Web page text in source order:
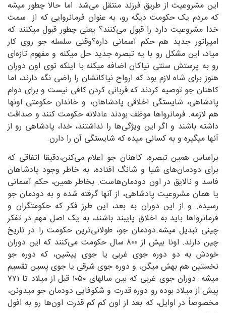
این مشروعیت از طریق فرزند منتقل می‌شد. اما حالا چطور میشه
که مردم یک حکومت دیگه رو، به عنوان فرمانروایی که از سمت
خدا مشروعیت دارد را قبول می‌کنند؟ یعنی چطور قبول میکنند که
امپراتور جدید هم حکم آسمانی داره؟وقتی سلسله جو روی کار
میاد، این مشکل رو با یه تبصره جدید حل میکنه و مفهوم تازه‌ای
رو به پرستش سنتی نیاکان اضافه میکنه.با اینکه توی اون دوران
هنوز برای شاه لازم بود که ارواح نیاکانشان را راضی نگه دارند، اما
کاهنان جو توصیه کردند که قربانی کردن کافی نیست و برای دوام
پادشاهی، شایستگی اخلاقی پادشاهان، و خاندان حکومتی اونها
هم لازمه. فرمانرواها موظف بودند عادلانه حکومت کنند و صداقت
داشته باشند و اگر این ویژگی‌ها را نداشتند، خدا، پادشاهی رو از
آنها میگیره و به کسانی میده که شایستگی آن را دارن.
براساس همین تبصره، کاهنان جو اعلام می‌کنن،دقیقا اتفاقی که
برای دودمان‌های شیا و شانگ افتاده، به خاطر وجود پادشاهان
فاسد و نالایق در اون دودمان‌هاست. بخاطر همین، حکم آسمانی
یا همان مشروعیت پادشاهی، از آنها گرفته شده و به دودمان جو
رسیده. و از این دوران به بعد، این طرز فکر که حکومتگران و
فرمانرواها باید به اخلاق پایبند باشند، به یک اصل مهم در تفکر
چینی تبدیل میشه.دودمان جو، طولانی‌ترین حکومت را در تاریخ
چین دارند. اونا بیش از ۸۰۰ سال حکومت می‌کنند که این دوران
خودش به دو دوره جوی غربی یا جوی پیشین، که دوره جو
نخستین هم بهش میگن، و دوره‌ جوی شرقی یا جوی پسین تقسیم
میشه. دوران جوی غربی که بین سالهای ۱۰۵۰ قبل از میلاد تا ۷۷۱
پیش از میلاد بوده رو دوره قدرت و شکوفایی دودمان جو میدونن،
مخصوصاً در اوایل، که بعد از اون کم کم قدرت اون‌ها رو به افول